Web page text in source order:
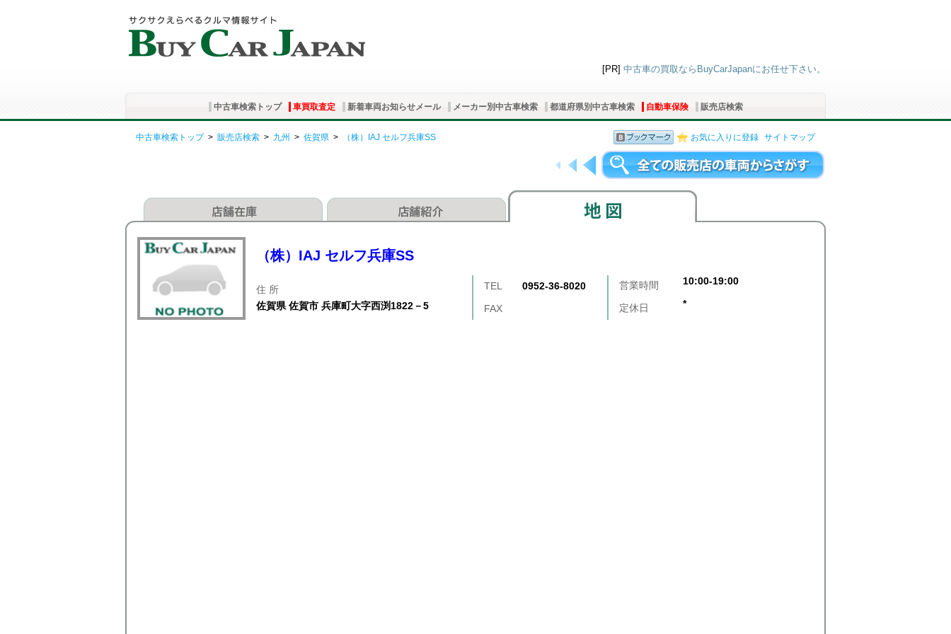
[PR] 中古車の買取ならBuyCarJapanにお任せ下さい。
中古車検索トップ 車買取査定 新着車両お知らせメール メーカー別中古車検索 都道府県別中古車検索 自動車保険 販売店検索
お気に入りに登録 サイトマップ
中古車検索トップ> 販売店検索 > 九州 > 佐賀県 > （株）IAJ セルフ兵庫SS
（株）IAJ セルフ兵庫SS
住 所
佐賀県 佐賀市 兵庫町大字西渕1822－5
TEL 0952-36-8020 営業時間 10:00-19:00
FAX 定休日 *